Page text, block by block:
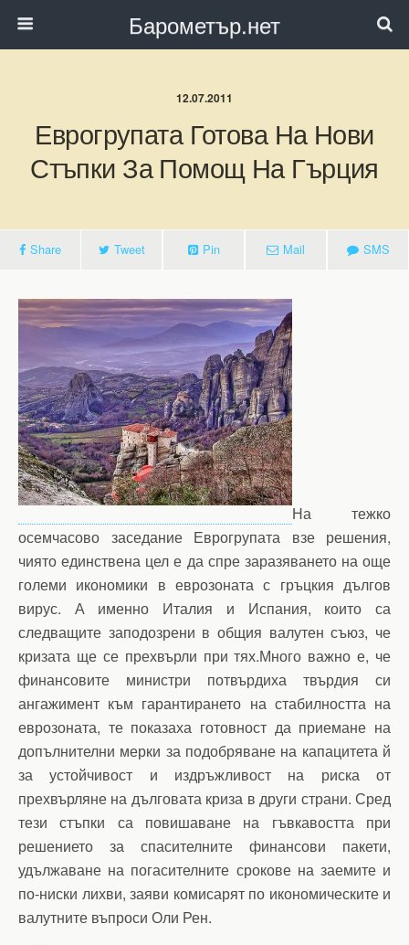
Барометър.нет
12.07.2011
Еврогрупата Готова На Нови
Стъпки За Помощ На Гърция
Share Tweet Pin Mail SMS
На тежко
осемчасово заседание Еврогрупата взе решения,
чиято единствена цел е да спре заразяването на още
големи икономики в еврозоната с гръцкия дългов
вирус. А именно Италия и Испания, които са
следващите заподозрени в общия валутен съюз, че
кризата ще се прехвърли при тях.Много важно е, че
финансовите министри потвърдиха твърдия си
ангажимент към гарантирането на стабилността на
еврозоната, те показаха готовност да приемане на
допълнителни мерки за подобряване на капацитета й
за устойчивост и издръжливост на риска от
прехвърляне на дълговата криза в други страни. Сред
тези стъпки са повишаване на гъвкавостта при
решението за спасителните финансови пакети,
удължаване на погасителните срокове на заемите и
по-ниски лихви, заяви комисарят по икономическите и
валутните въпроси Оли Рен.